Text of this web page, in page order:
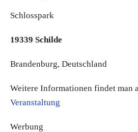
Schlosspark
19339 Schilde
Brandenburg, Deutschland
Weitere Informationen findet man
Veranstaltung
Werbung